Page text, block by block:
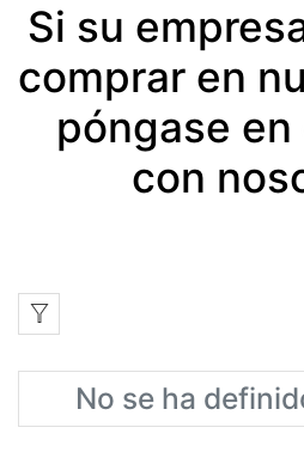
Si su
comprar en
póngase
con
No se ha